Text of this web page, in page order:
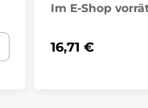
Im E-Shop
16,71 €